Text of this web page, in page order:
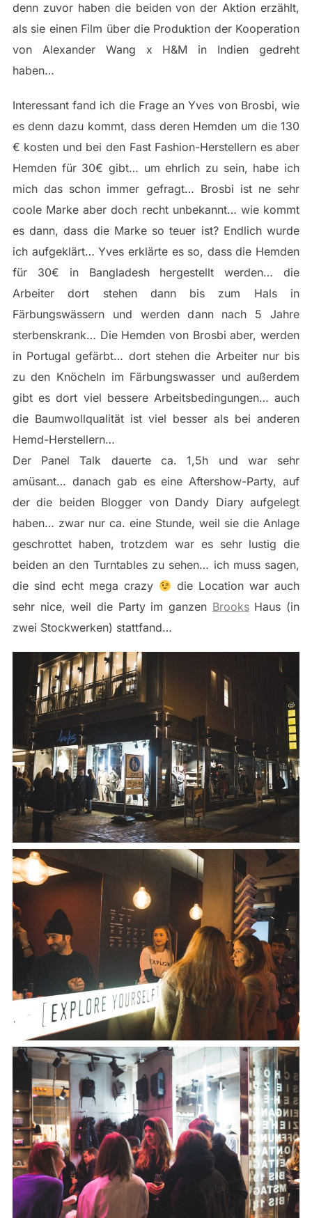
denn zuvor haben die beiden von der Aktion erzählt,
als sie einen Film über die Produktion der Kooperation
von Alexander Wang x H&M in Indien gedreht
haben…
Interessant fand ich die Frage an Yves von Brosbi, wie
es denn dazu kommt, dass deren Hemden um die 130
€ kosten und bei den Fast Fashion-Herstellern es aber
Hemden für 30€ gibt… um ehrlich zu sein, habe ich
mich das schon immer gefragt… Brosbi ist ne sehr
coole Marke aber doch recht unbekannt… wie kommt
es dann, dass die Marke so teuer ist? Endlich wurde
ich aufgeklärt… Yves erklärte es so, dass die Hemden
für 30€ in Bangladesh hergestellt werden… die
Arbeiter dort stehen dann bis zum Hals in
Färbungswässern und werden dann nach 5 Jahre
sterbenskrank… Die Hemden von Brosbi aber, werden
in Portugal gefärbt… dort stehen die Arbeiter nur bis
zu den Knöcheln im Färbungswasser und außerdem
gibt es dort viel bessere Arbeitsbedingungen… auch
die Baumwollqualität ist viel besser als bei anderen
Hemd-Herstellern…
Der Panel Talk dauerte ca. 1,5h und war sehr
amüsant… danach gab es eine Aftershow-Party, auf
der die beiden Blogger von Dandy Diary aufgelegt
haben… zwar nur ca. eine Stunde, weil sie die Anlage
geschrottet haben, trotzdem war es sehr lustig die
beiden an den Turntables zu sehen… ich muss sagen,
die sind echt mega crazy
die Location war auch
sehr nice, weil die Party im ganzen BrooksHaus (in
zwei Stockwerken) stattfand…